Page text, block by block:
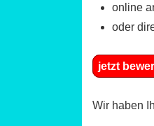
online
oder
jetzt
Wir haben